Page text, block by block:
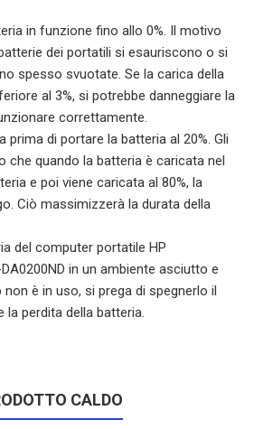
in funzione fino allo 0%. Il motivo
dei portatili si esauriscono o si
spesso svuotate. Se la carica della
al 3%, si potrebbe danneggiare la
correttamente.
prima di portare la batteria al 20%. Gli
che quando la batteria è caricata nel
e poi viene caricata al 80%, la
Ciò massimizzerà la durata della
del computer portatile HP
in un ambiente asciutto e
è in uso, si prega di spegnerlo il
la perdita della batteria.
CALDO